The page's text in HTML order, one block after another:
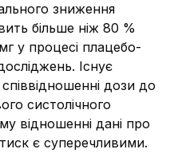
зниження
більше ніж 80 %
у процесі плацебо-
Існує
дози до
систолічного
відношенні дані про
є суперечливими.